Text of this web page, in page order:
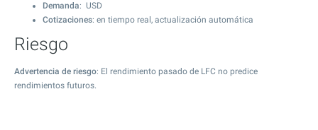
Demanda: USD
Cotizaciones: en tiempo real, actualización automática
Riesgo
Advertencia de riesgo: El rendimiento pasado de LFC no predice
rendimientos futuros.